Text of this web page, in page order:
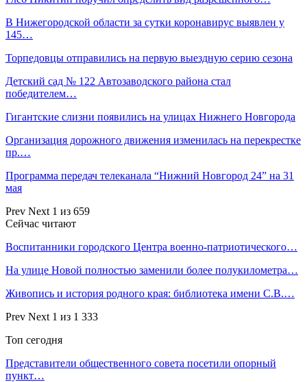
В Нижегородской области за сутки коронавирус выявлен у
145…
Торпедовцы отправились на первую выездную серию сезона
Детский сад № 122 Автозаводского района стал
победителем…
Гигантские слизни появились на улицах Нижнего Новгорода
Организация дорожного движения изменилась на перекрестке
пр.…
Программа передач телеканала “Нижний Новгород 24” на 31
мая
Prev Next 1 из 659
Сейчас читают
Воспитанники городского Центра военно-патриотического…
На улице Новой полностью заменили более полукилометра…
Живопись и история родного края: библиотека имени С.В.…
Prev Next 1 из 1 333
Топ сегодня
Представители общественного совета посетили опорный
пункт…